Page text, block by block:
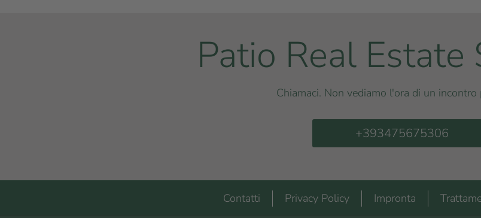
Patio Real Estate
Chiamaci. Non vediamo l'ora di un incontro
+393475675306
Contatti Privacy Policy Impronta